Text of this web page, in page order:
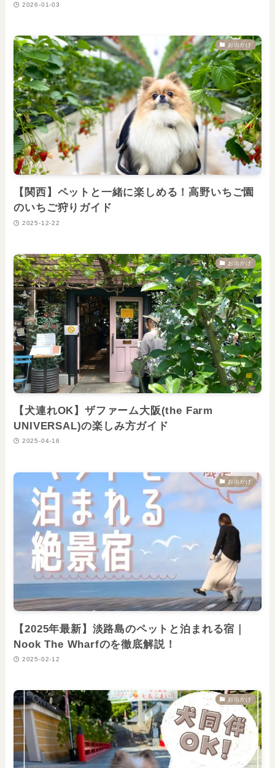
2026-01-03
お出かけ
【関西】ペットと一緒に楽しめる！高野いちご園
のいちご狩りガイド
2025-12-22
お出かけ
【犬連れOK】ザファーム大阪(the Farm
UNIVERSAL)の楽しみ方ガイド
2025-04-16
お出かけ
【2025年最新】淡路島のペットと泊まれる宿｜
Nook The Wharfのを徹底解説！
2025-02-12
お出かけ